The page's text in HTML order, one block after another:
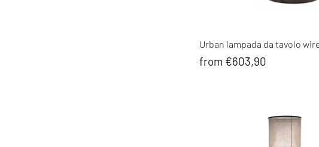
Urban lampada da tavolo
from €603,90